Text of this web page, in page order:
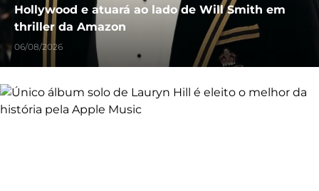
Hollywood e atuará ao lado de Will Smith em
thriller da Amazon
06/08/2026